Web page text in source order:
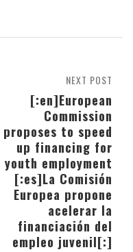
NEXT POST
[:en]European
Commission
proposes to speed
up financing for
youth employment
[:es]La Comisión
Europea propone
acelerar la
financiación del
empleo juvenil[:]